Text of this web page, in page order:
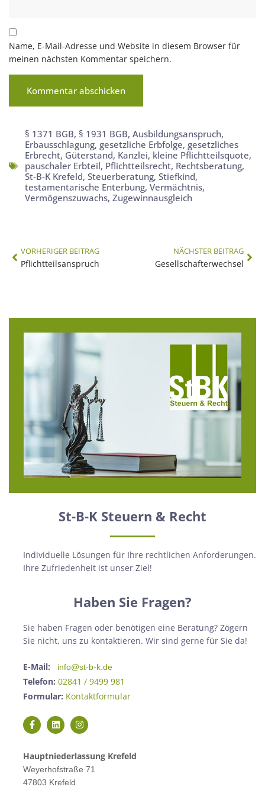
Name, E-Mail-Adresse und Website in diesem Browser für
meinen nächsten Kommentar speichern.
§ 1371 BGB, § 1931 BGB, Ausbildungsanspruch,
Erbausschlagung, gesetzliche Erbfolge, gesetzliches
Erbrecht, Güterstand, Kanzlei, kleine Pflichtteilsquote,
pauschaler Erbteil, Pflichtteilsrecht, Rechtsberatung,
St-B-K Krefeld, Steuerberatung, Stiefkind,
testamentarische Enterbung, Vermächtnis,
Vermögenszuwachs, Zugewinnausgleich
VORHERIGER BEITRAG
Pflichtteilsanspruch
NÄCHSTER BEITRAG
Gesellschafterwechsel
St-B-K Steuern & Recht
Individuelle Lösungen für Ihre rechtlichen Anforderungen.
Ihre Zufriedenheit ist unser Ziel!
Haben Sie Fragen?
Sie haben Fragen oder benötigen eine Beratung? Zögern
Sie nicht, uns zu kontaktieren. Wir sind gerne für Sie da!
E-Mail: info@st-b-k.de
Telefon: 02841 / 9499 981
Formular: Kontaktformular
Hauptniederlassung Krefeld
Weyerhofstraße 71
47803 Krefeld